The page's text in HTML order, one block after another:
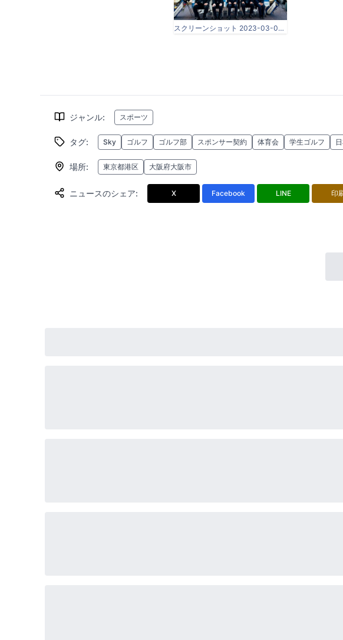
スクリーンショット 2023-03-07 145143.jpg
ジャンル: スポーツ
タグ: Sky ゴルフ ゴルフ部 スポンサー契約 体育会 学生ゴルフ
場所: 東京都港区 大阪府大阪市
ニュースのシェア: X Facebook LINE 印